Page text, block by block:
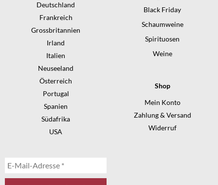
Deutschland
Frankreich
Grossbritannien
Irland
Italien
Neuseeland
Österreich
Portugal
Spanien
Südafrika
USA
Black Friday
Schaumweine
Spirituosen
Weine
Shop
Mein Konto
Zahlung & Versand
Widerruf